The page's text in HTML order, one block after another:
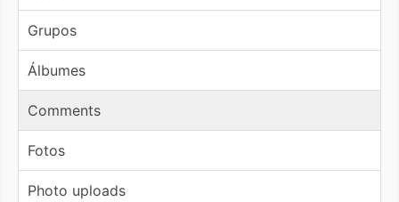
Grupos
Álbumes
Comments
Fotos
Photo uploads